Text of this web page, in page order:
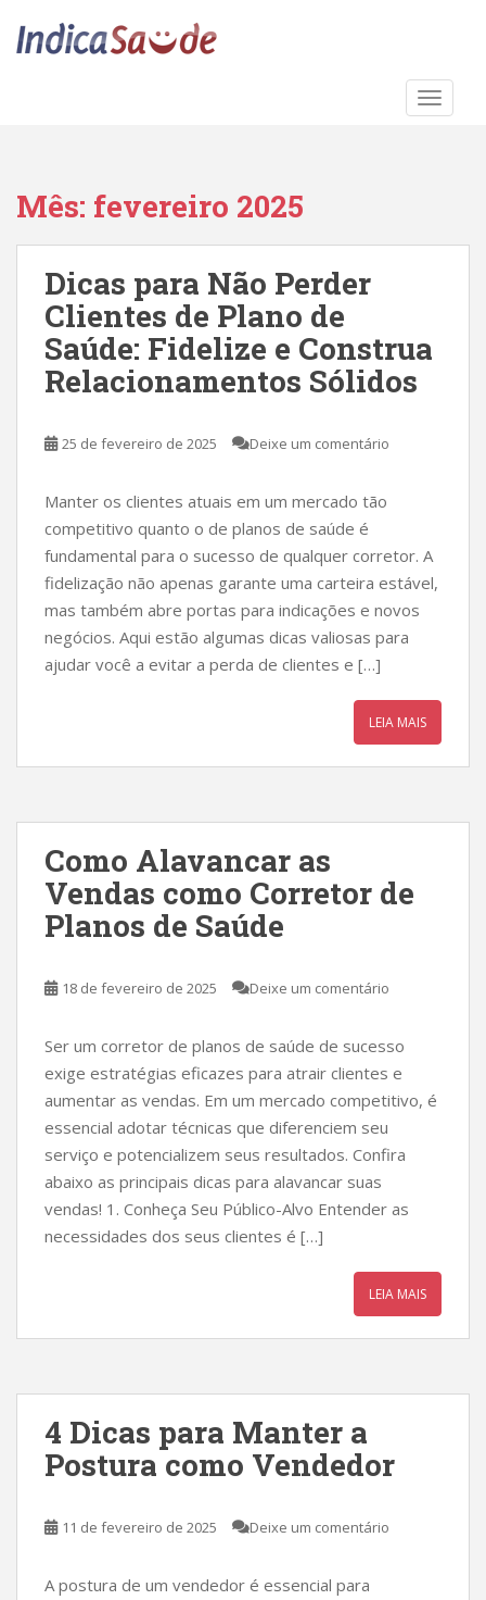
Mês: fevereiro 2025
Dicas para Não Perder
Clientes de Plano de
Saúde: Fidelize e Construa
Relacionamentos Sólidos
25 de fevereiro de 2025 Deixe um comentário
Manter os clientes atuais em um mercado tão
competitivo quanto o de planos de saúde é
fundamental para o sucesso de qualquer corretor. A
fidelização não apenas garante uma carteira estável,
mas também abre portas para indicações e novos
negócios. Aqui estão algumas dicas valiosas para
ajudar você a evitar a perda de clientes e […]
LEIA MAIS
Como Alavancar as
Vendas como Corretor de
Planos de Saúde
18 de fevereiro de 2025 Deixe um comentário
Ser um corretor de planos de saúde de sucesso
exige estratégias eficazes para atrair clientes e
aumentar as vendas. Em um mercado competitivo, é
essencial adotar técnicas que diferenciem seu
serviço e potencializem seus resultados. Confira
abaixo as principais dicas para alavancar suas
vendas! 1. Conheça Seu Público-Alvo Entender as
necessidades dos seus clientes é […]
LEIA MAIS
4 Dicas para Manter a
Postura como Vendedor
11 de fevereiro de 2025 Deixe um comentário
A postura de um vendedor é essencial para